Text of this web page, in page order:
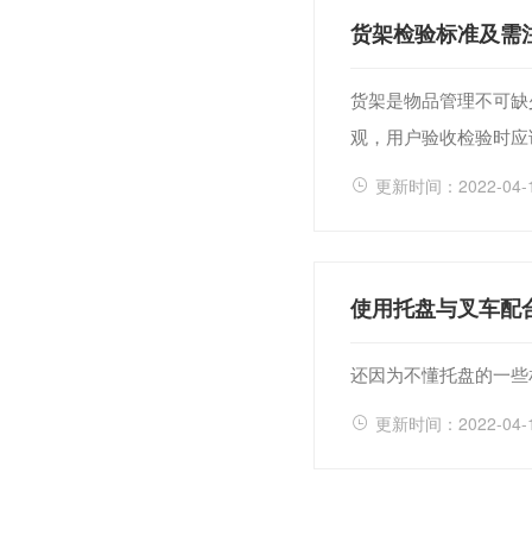
货架检验标准及需
货架是物品管理不可
观，用户验收检验时
更新时间：2022-04-
使用托盘与叉车配
还因为不懂托盘的一
更新时间：2022-04-